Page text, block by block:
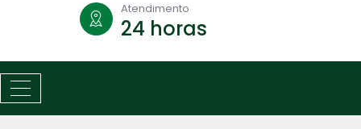
Atendimento
24 horas